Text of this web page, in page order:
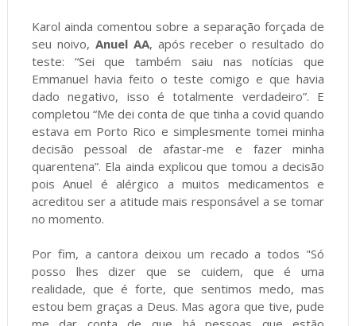
Karol ainda comentou sobre a separação forçada de
seu noivo, Anuel AA, após receber o resultado do
teste: “Sei que também saiu nas notícias que
Emmanuel havia feito o teste comigo e que havia
dado negativo, isso é totalmente verdadeiro”. E
completou “Me dei conta de que tinha a covid quando
estava em Porto Rico e simplesmente tomei minha
decisão pessoal de afastar-me e fazer minha
quarentena”. Ela ainda explicou que tomou a decisão
pois Anuel é alérgico a muitos medicamentos e
acreditou ser a atitude mais responsável a se tomar
no momento.
Por fim, a cantora deixou um recado a todos "Só
posso lhes dizer que se cuidem, que é uma
realidade, que é forte, que sentimos medo, mas
estou bem graças a Deus. Mas agora que tive, pude